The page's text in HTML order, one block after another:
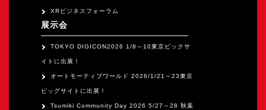
XRビジネスフォーラム
展示会
TOKYO DIGICON2026 1/8～10東京ビックサ
イトに出展！
オートモーティブワールド 2026/1/21～23東京
ビッグサイトに出展！
Tsumiki Community Day 2026 5/27～28 秋葉